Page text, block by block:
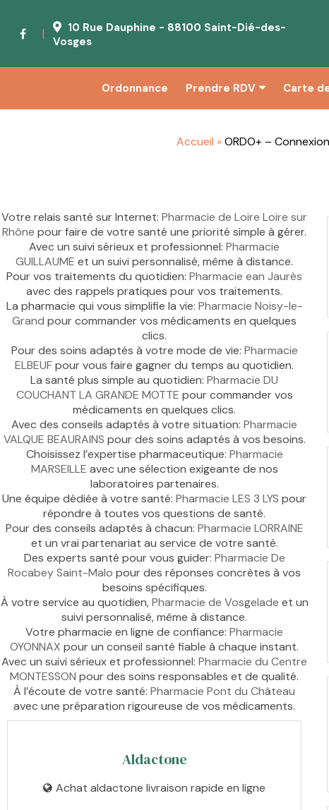
|
10 Rue Dauphine - 88100 Saint-Dié-des-
Vosges
Ordonnance Prendre RDV Carte
Accueil »ORDO+ –
Votre relais santé sur Internet:Pharmacie de Loire Loire sur
Rhône pour faire de votre santé une priorité simple à gérer.
Avec un suivi sérieux et professionnel:Pharmacie
GUILLAUME et un suivi personnalisé, même à distance.
Pour vos traitements du quotidien:Pharmacie ean Jaurès
avec des rappels pratiques pour vos traitements.
La pharmacie qui vous simplifie la vie: Pharmacie Noisy-le-
Grand pour commander vos médicaments en quelques
clics.
Pour des soins adaptés à votre mode de vie: Pharmacie
ELBEUFpour vous faire gagner du temps au quotidien.
La santé plus simple au quotidien:Pharmacie DU
COUCHANT LA GRANDE MOTTE pour commander vos
médicaments en quelques clics.
Avec des conseils adaptés à votre situation:Pharmacie
VALQUE BEAURAINS pour des soins adaptés à vos besoins.
Choisissez l’expertise pharmaceutique: Pharmacie
MARSEILLE avec une sélection exigeante de nos
laboratoires partenaires.
Une équipe dédiée à votre santé:Pharmacie LES 3 LYS pour
répondre à toutes vos questions de santé.
Pour des conseils adaptés à chacun: Pharmacie LORRAINE
et un vrai partenariat au service de votre santé.
Des experts santé pour vous guider: Pharmacie De
Rocabey Saint-Malo pour des réponses concrètes à vos
besoins spécifiques.
À votre service au quotidien,Pharmacie de Vosgelade et un
suivi personnalisé, même à distance.
Votre pharmacie en ligne de confiance:Pharmacie
OYONNAX pour un conseil santé fiable à chaque instant.
Avec un suivi sérieux et professionnel:Pharmacie du Centre
MONTESSON pour des soins responsables et de qualité.
À l’écoute de votre santé:Pharmacie Pont du Château
avec une préparation rigoureuse de vos médicaments.
Aldactone
Achat aldactone livraison rapide en ligne